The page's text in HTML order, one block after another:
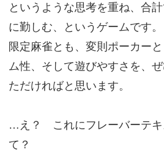
というような思考を重ね、合
に勤しむ、というゲームです。
限定麻雀とも、変則ポーカー
ム性、そして遊びやすさを、
ただければと思います。
…え？ これにフレーバーテキ
て？